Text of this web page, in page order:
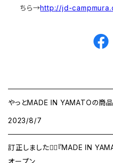
ちら→http://jd-
やっとMADE IN YAMATOの商
2023/8/7
訂正しました🙇‍♂️『MADE IN
オープン